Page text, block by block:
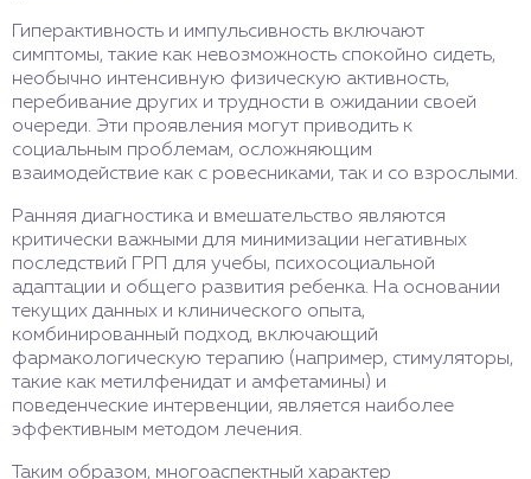
Гиперактивность и импульсивность включают
симптомы, такие как невозможность спокойно сидеть,
необычно интенсивную физическую активность,
перебивание других и трудности в ожидании своей
очереди. Эти проявления могут приводить к
социальным проблемам, осложняющим
взаимодействие как с ровесниками, так и со взрослыми.
Ранняя диагностика и вмешательство являются
критически важными для минимизации негативных
последствий ГРП для учебы, психосоциальной
адаптации и общего развития ребенка. На основании
текущих данных и клинического опыта,
комбинированный подход, включающий
фармакологическую терапию (например, стимуляторы,
такие как метилфенидат и амфетамины) и
поведенческие интервенции, является наиболее
эффективным методом лечения.
Таким образом, многоаспектный характер